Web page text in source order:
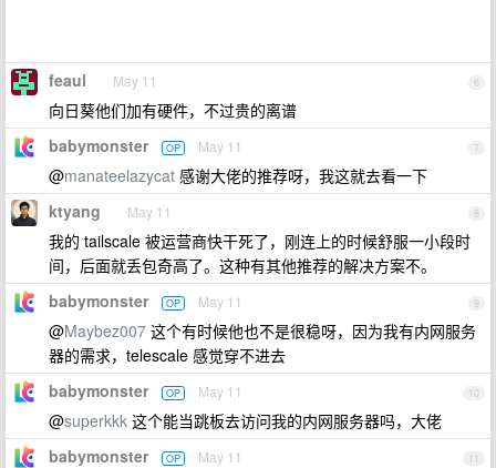
6
feaul May 11
向日葵他们加有硬件，不过贵的离谱
7
babymonster OP May 11
@manateelazycat 感谢大佬的推荐呀，我这就去看一下
8
ktyang May 11
我的 tailscale 被运营商快干死了，刚连上的时候舒服一小段时
间，后面就丢包奇高了。这种有其他推荐的解决方案不。
9
babymonster OP May 11
@Maybez007 这个有时候他也不是很稳呀，因为我有内网服务
器的需求，telescale 感觉穿不进去
10
babymonster OP May 11
@superkkk 这个能当跳板去访问我的内网服务器吗，大佬
11
babymonster OP May 11